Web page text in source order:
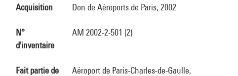
Acquisition Don de Aéroports de Paris, 2002
N°
d'inventaire
AM 2002-2-501 (2)
Fait partie de
Aéroport de Paris-Charles-de-Gaulle,